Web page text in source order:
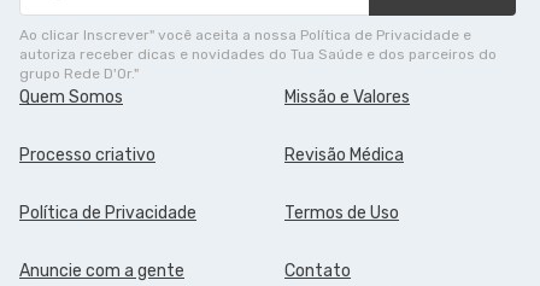
Ao clicar Inscrever" você aceita a nossa Política de Privacidade e
autoriza receber dicas e novidades do Tua Saúde e dos parceiros do
grupo Rede D'Or."
Quem Somos Missão e Valores
Processo criativo Revisão Médica
Política de Privacidade Termos de Uso
Anuncie com a gente Contato